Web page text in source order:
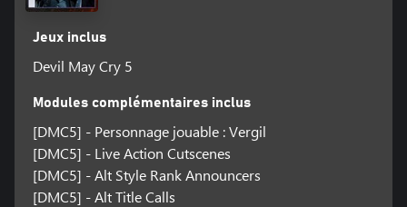
Jeux inclus
Devil May Cry 5
Modules complémentaires inclus
[DMC5] - Personnage jouable : Vergil
[DMC5] - Live Action Cutscenes
[DMC5] - Alt Style Rank Announcers
[DMC5] - Alt Title Calls